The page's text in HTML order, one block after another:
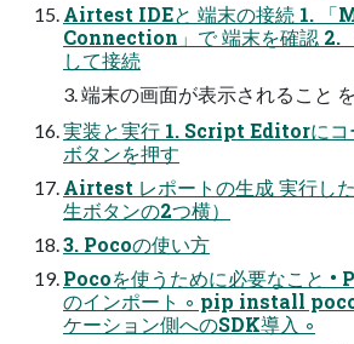
Airtest IDEと 端末の接続 1. 「
Connection」で 端末を確認 2.
して接続
3. 端末の画面が表示されること
実装と実行 1. Script Editorにコ
ボタンを押す
Airtest レポートの生成 実行し
生ボタンの2つ横）
3. Pocoの使い方
Pocoを使うために必要なこと •
のインポート ◦ pip install
ケーション側へのSDK導入 ◦